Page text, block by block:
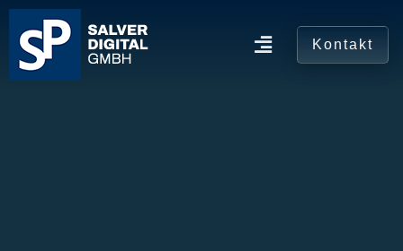
Kontakt